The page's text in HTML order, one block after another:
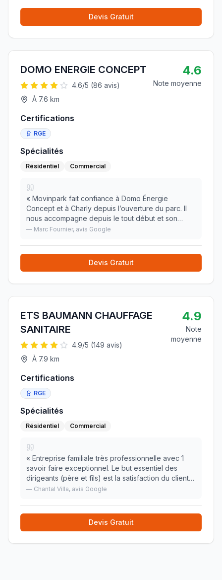
Devis Gratuit
DOMO ENERGIE CONCEPT
4.6/5 (86 avis)
À 7.6 km
4.6
Note moyenne
Certifications
RGE
Spécialités
Résidentiel Commercial
« Movinpark fait confiance à Domo Énergie
Concept et à Charly depuis l’ouverture du parc. Il
nous accompagne depuis le tout début et son
professionnalisme est toujours au rendez-vous.
conseils»
— Marc Fournier, avis Google
Devis Gratuit
ETS BAUMANN CHAUFFAGE
SANITAIRE
4.9/5 (149 avis)
À 7.9 km
4.9
Note
moyenne
Certifications
RGE
Spécialités
Résidentiel Commercial
« Entreprise familiale très professionnelle avec 1
savoir faire exceptionnel. Le but essentiel des
dirigeants (père et fils) est la satisfaction du client,
le bon fonctionnement d'1 installation. Objectif
— Chantal Villa, avis Google
Devis Gratuit